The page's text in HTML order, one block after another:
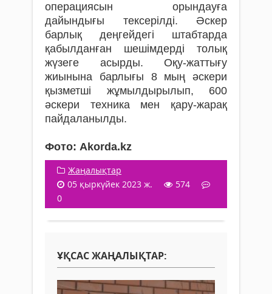
операциясын орындауға
дайындығы тексерілді. Әскер
барлық деңгейдегі штабтарда
қабылданған шешімдерді толық
жүзеге асырды. Оқу-жаттығу
жиынына барлығы 8 мың әскери
қызметші жұмылдырылып, 600
әскери техника мен қару-жарақ
пайдаланылды.
Фото: Akorda.kz
Жаңалықтар
05 қыркүйек 2023 ж.
574
0
ҰҚСАС ЖАҢАЛЫҚТАР: